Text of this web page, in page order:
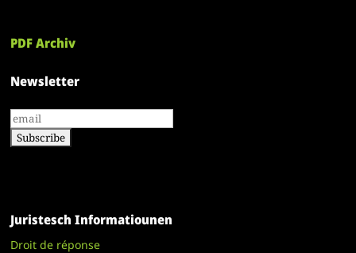
PDF Archiv
Newsletter
Juristesch Informatiounen
Droit de réponse